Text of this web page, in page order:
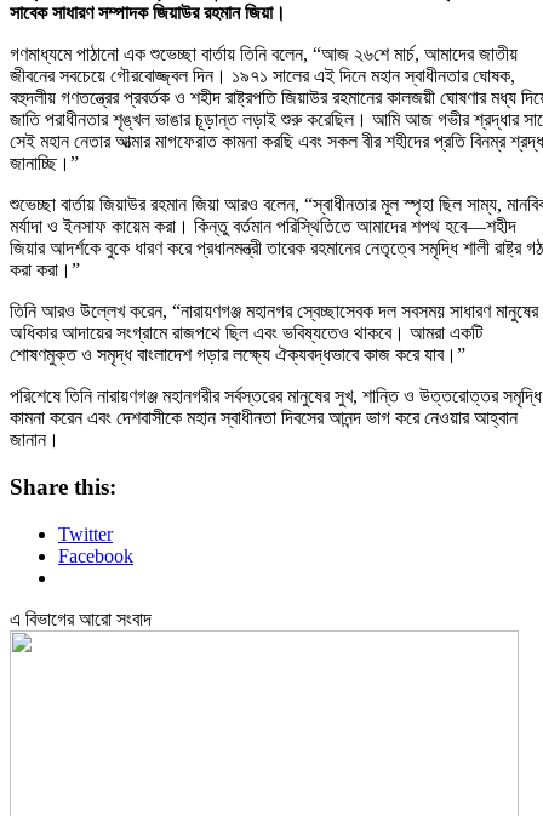
সাবেক সাধারণ সম্পাদক জিয়াউর রহমান জিয়া।
গণমাধ্যমে পাঠানো এক শুভেচ্ছা বার্তায় তিনি বলেন, “আজ ২৬শে মার্চ, আমাদের জাতীয়
জীবনের সবচেয়ে গৌরবোজ্জ্বল দিন। ১৯৭১ সালের এই দিনে মহান স্বাধীনতার ঘোষক,
বহুদলীয় গণতন্ত্রের প্রবর্তক ও শহীদ রাষ্ট্রপতি জিয়াউর রহমানের কালজয়ী ঘোষণার মধ্য
জাতি পরাধীনতার শৃঙ্খল ভাঙার চূড়ান্ত লড়াই শুরু করেছিল। আমি আজ গভীর শ্রদ্ধার
সেই মহান নেতার আত্মার মাগফেরাত কামনা করছি এবং সকল বীর শহীদের প্রতি বিনম্র
জানাচ্ছি।”
শুভেচ্ছা বার্তায় জিয়াউর রহমান জিয়া আরও বলেন, “স্বাধীনতার মূল স্পৃহা ছিল সাম্য,
মর্যাদা ও ইনসাফ কায়েম করা। কিন্তু বর্তমান পরিস্থিতিতে আমাদের শপথ হবে—শহীদ
জিয়ার আদর্শকে বুকে ধারণ করে প্রধানমন্ত্রী তারেক রহমানের নেতৃত্বে সমৃদ্ধি শালী রাষ্ট্র
করা করা।”
তিনি আরও উল্লেখ করেন, “নারায়ণগঞ্জ মহানগর স্বেচ্ছাসেবক দল সবসময় সাধারণ মানুষের
অধিকার আদায়ের সংগ্রামে রাজপথে ছিল এবং ভবিষ্যতেও থাকবে। আমরা একটি
শোষণমুক্ত ও সমৃদ্ধ বাংলাদেশ গড়ার লক্ষ্যে ঐক্যবদ্ধভাবে কাজ করে যাব।”
পরিশেষে তিনি নারায়ণগঞ্জ মহানগরীর সর্বস্তরের মানুষের সুখ, শান্তি ও উত্তরোত্তর সমৃদ্ধি
কামনা করেন এবং দেশবাসীকে মহান স্বাধীনতা দিবসের আনন্দ ভাগ করে নেওয়ার আহ্বান
জানান।
Share this:
Twitter
Facebook
এ বিভাগের আরো সংবাদ